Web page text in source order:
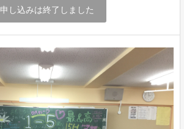
申し込みは終了しました